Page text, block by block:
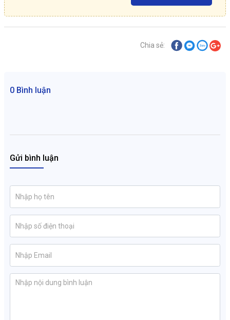
Chia sẻ:
0 Bình luận
Gửi bình luận